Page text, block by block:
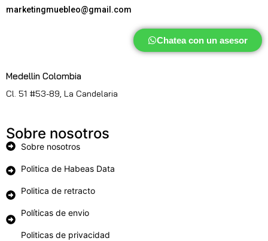
marketingmuebleo@gmail.com
Chatea con un asesor
Medellin Colombia
Cl. 51 #53-89, La Candelaria
Sobre nosotros
Sobre nosotros
Politica de Habeas Data
Politica de retracto
Políticas de envio
Politicas de privacidad